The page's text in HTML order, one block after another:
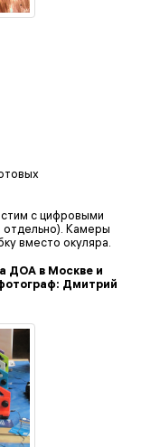
с цифровыми
Камеры
вместо окуляра.
ДОА в Москве и
Дмитрий